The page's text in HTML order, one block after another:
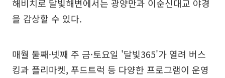
해비치로 달빛해변에서는 광양만과 이순신대교 야경
을 감상할 수 있다.
매월 둘째·넷째 주 금·토요일 '달빛365'가 열려 버스
킹과 플리마켓, 푸드트럭 등 다양한 프로그램이 운영